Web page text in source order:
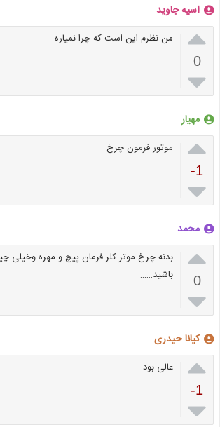
اسیه جاوید

0

من نظرم این است که چرا نمیاره
مهیار

-1

موتور فرمون چرخ
محمد

0

بدنه چرخ موتر کلر فرمان پیچ و مهره وخیلی
باشید……
کیانا حیدری

-1

عالی بود